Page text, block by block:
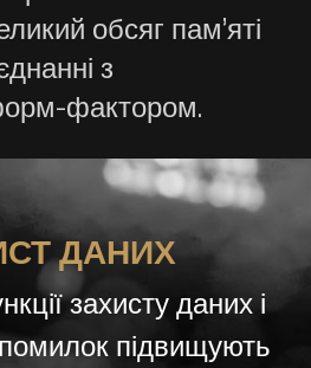
обсяг пам’яті
з
фактором.
ДАНИХ
захисту даних і
підвищують